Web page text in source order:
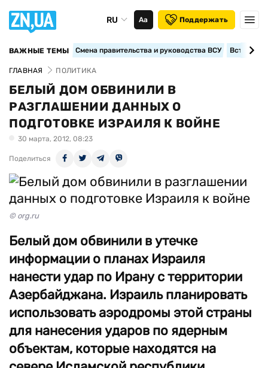
RU Аа Поддержать
ВАЖНЫЕ ТЕМЫ Смена правительства и руководства ВСУ
ГЛАВНАЯ ПОЛИТИКА
БЕЛЫЙ ДОМ ОБВИНИЛИ В
РАЗГЛАШЕНИИ ДАННЫХ О
ПОДГОТОВКЕ ИЗРАИЛЯ К ВОЙНЕ
30 марта, 2012, 08:23
Поделиться
© org.ru
Белый дом обвинили в утечке
информации о планах Израиля
нанести удар по Ирану с территории
Азербайджана. Израиль планировать
использовать аэродромы этой страны
для нанесения ударов по ядерным
объектам, которые находятся на